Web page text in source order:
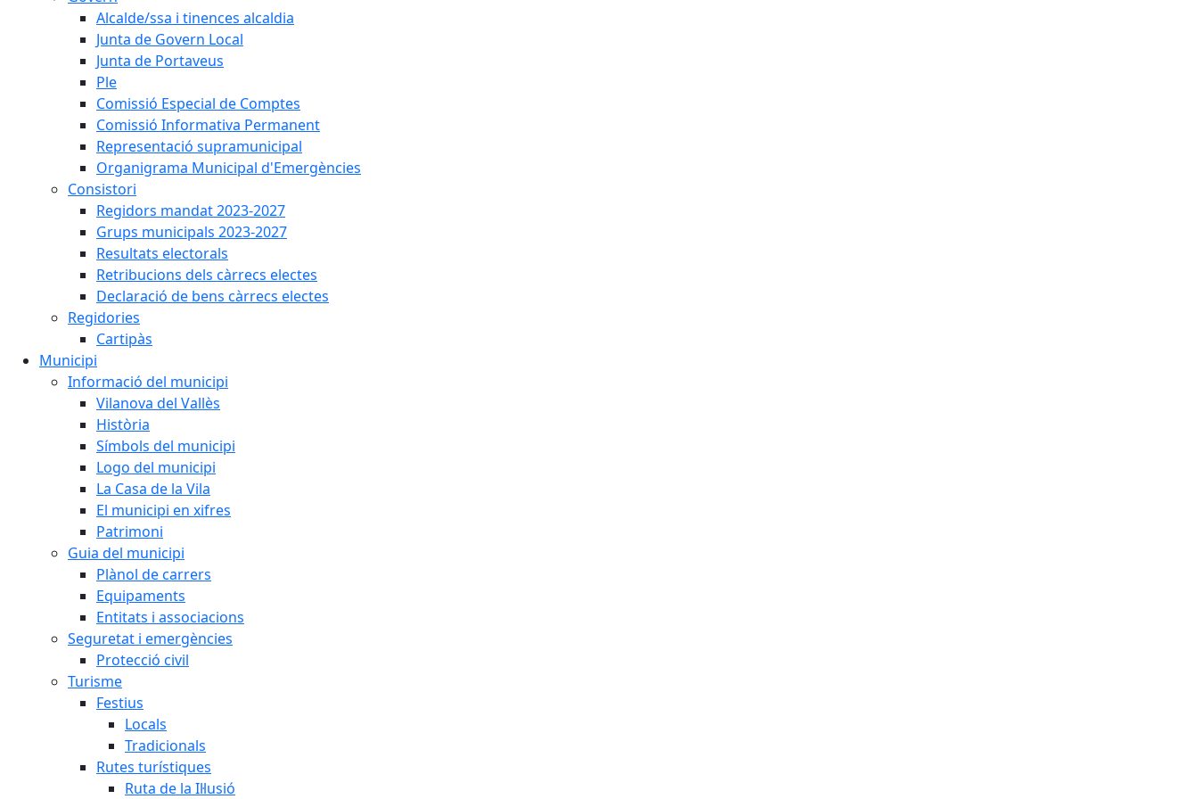
Alcalde/ssa i tinences alcaldia
Junta de Govern Local
Junta de Portaveus
Ple
Comissió Especial de Comptes
Comissió Informativa Permanent
Representació supramunicipal
Organigrama Municipal d'Emergències
Consistori
Regidors mandat 2023-2027
Grups municipals 2023-2027
Resultats electorals
Retribucions dels càrrecs electes
Declaració de bens càrrecs electes
Regidories
Cartipàs
Municipi
Informació del municipi
Vilanova del Vallès
Història
Símbols del municipi
Logo del municipi
La Casa de la Vila
El municipi en xifres
Patrimoni
Guia del municipi
Plànol de carrers
Equipaments
Entitats i associacions
Seguretat i emergències
Protecció civil
Turisme
Festius
Locals
Tradicionals
Rutes turístiques
Ruta de la Il·lusió